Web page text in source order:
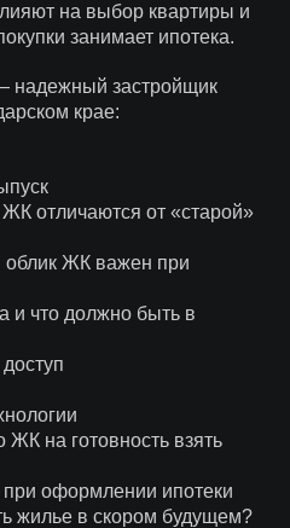
на выбор квартиры и
занимает ипотека.
застройщик
крае:
отличаются от «старой»
облик ЖК важен при
и что должно быть в
ЖК на готовность взять
при оформлении ипотеки
жилье в скором будущем?